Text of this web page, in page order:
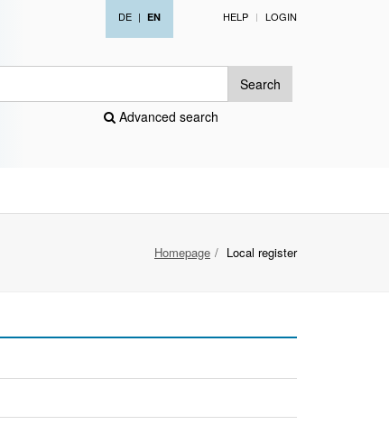
DE | EN HELP LOGIN
Search
Advanced search
Homepage Local register